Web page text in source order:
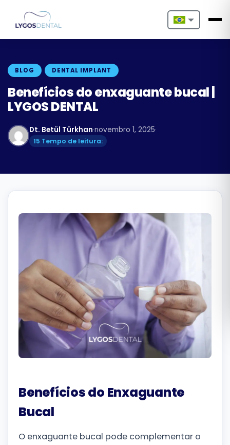
Nederlands
Français
Български
BLOG DENTAL IMPLANT
Benefícios do enxaguante bucal |
LYGOS DENTAL
Dt. Betül Türkhan·novembro 1, 2025·
15 Tempo de leitura:
Benefícios do Enxaguante
Bucal
O enxaguante bucal pode complementar o